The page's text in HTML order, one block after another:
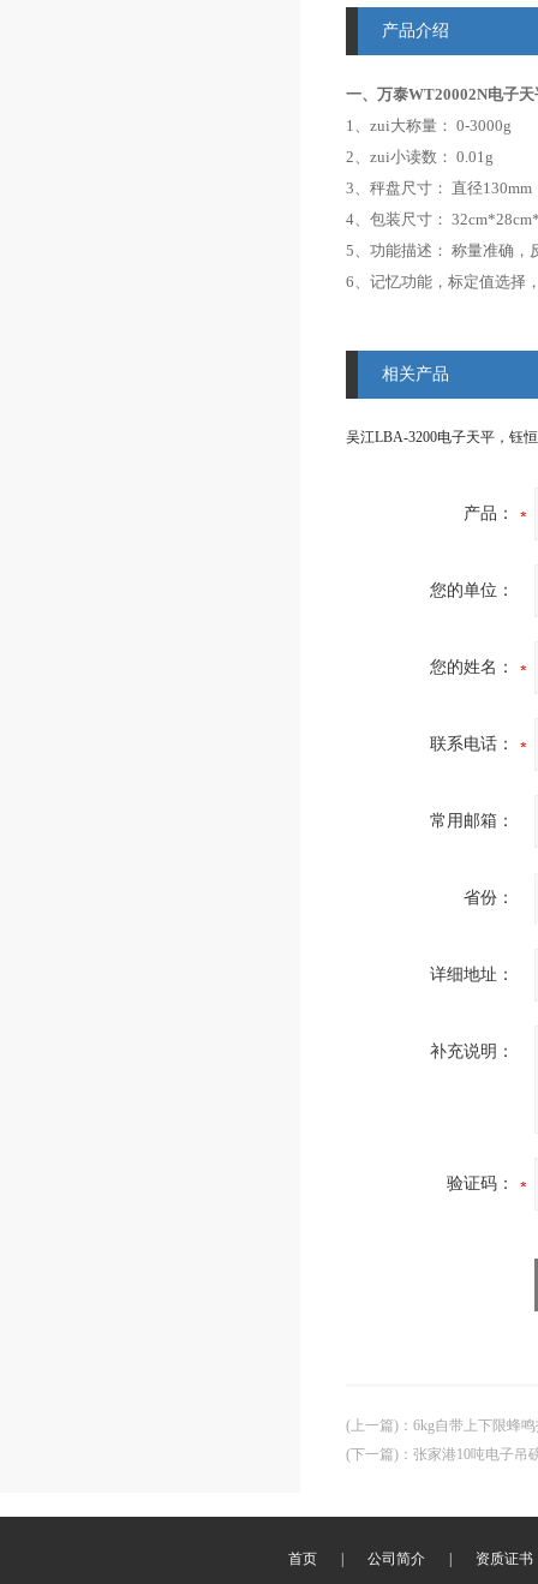
产品介绍
一、万泰WT20002N电子
1、 zui大称量： 0-3000g
2、 zui小读数： 0.01g
3、 秤盘尺寸： 直径130mm
4、 包装尺寸：
5、 功能描述： 称量准确，
6、 记忆功能，标定值选择
相关产品
产品：
您的单位：
您的姓名：
联系电话：
常用邮箱：
省份：
详细地址：
补充说明：
验证码：
(上一篇) ： 6kg自带上下限蜂
(下一篇) ： 张家港10吨电子吊
首页 公司简介 资质证书